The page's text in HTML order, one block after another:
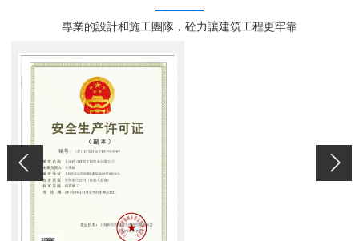
專業的設計和施工團隊，砼力讓建筑工程更牢靠